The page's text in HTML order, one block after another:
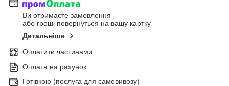
Ви отримаєте замовлення
або гроші повернуться на вашу картку
Детальніше
Оплатити частинами
Оплата на рахунок
Готівкою (послуга для самовивозу)